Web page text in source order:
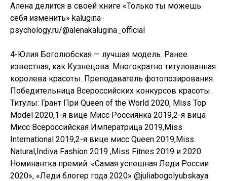
Алена делится в своей книге «Только ты можешь
себя изменить» kalugina-
psychology.ru/@alenakalugina_official
4-Юлия Боголюбская — лучшая модель. Ранее
известная, как Кузнецова. Многократно титулованная
королева красоты. Преподаватель фотопозирования.
Победительница Всероссийских конкурсов красоты.
Титулы: Грант При Queen of the World 2020, Miss Top
Model 2020,1-я вице Мисс Россиянка 2019,2-я вица
Мисс Всероссийская Императрица 2019,Miss
International 2019,2-я вице мисс Queen 2019,Miss
Natural,Indiva Fashion 2019 ,Miss Fitnes 2019 и 2020.
Номинантка премий: «Самая успешная Леди России
2020», «Леди блогер года 2020» @juliabogolyubskaya